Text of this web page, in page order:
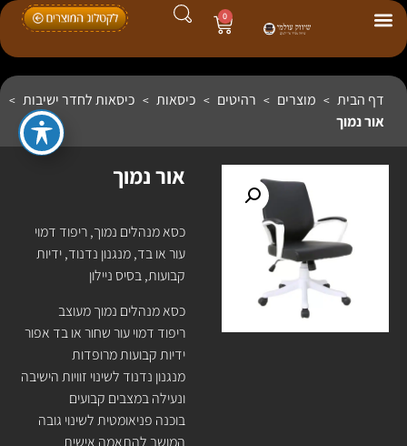
0
דף הבית > מוצרים > רהיטים > כיסאות > כיסאות לחדר ישיבות >
אור נמוך
אור נמוך
כסא מנהלים נמוך, ריפוד דמוי
עור או בד, מנגנון נדנוד, ידיות
קבועות, בסיס ניילון
כסא מנהלים נמוך מעוצב
ריפוד דמוי עור שחור או בד אפור
ידיות קבועות מרופדות
מנגנון נדנוד לשינוי זוויות הישיבה
ונעילה במצבים קבועים
בוכנה פניאומטית לשינוי גובה
המושב להתאמה אישית